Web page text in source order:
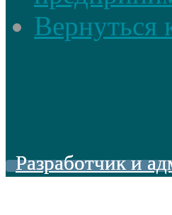
Вернуться
Разработчик и